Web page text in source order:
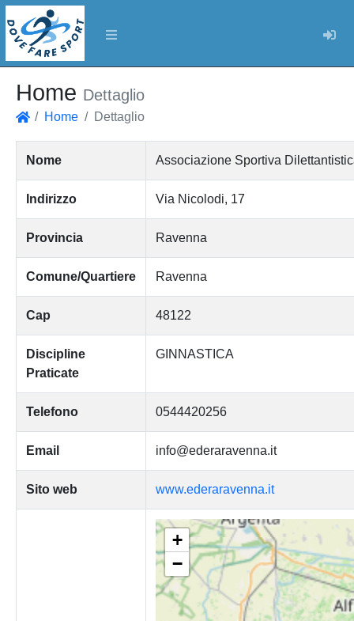
Home Dettaglio
Home Dettaglio
Nome Associazione Sportiva
Indirizzo Via Nicolodi, 17
Provincia Ravenna
Comune/Quartiere Ravenna
Cap 48122
Discipline
Praticate
GINNASTICA
Telefono 0544420256
Email info@ederaravenna.it
Sito web www.ederaravenna.it
+
−